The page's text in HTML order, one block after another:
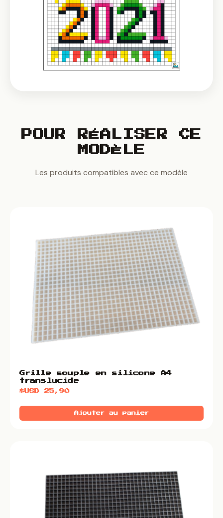
POUR RÉALISER CE
MODÈLE
Les produits compatibles avec ce modèle
Grille souple en silicone A4
translucide
$USD25,90
Ajouter au panier